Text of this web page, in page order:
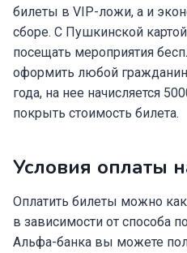
билеты в VIP-ложи, а и
сборе. С Пушкинской
посещать мероприятия
оформить любой
года, на нее начисляется
покрыть стоимость билета.
Условия оплаты
Оплатить билеты можно
в зависимости от способа
Альфа-банка вы можете